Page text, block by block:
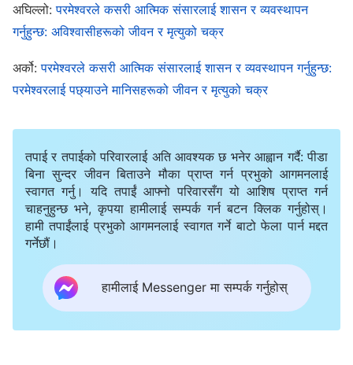
एउटा भूमिका लिएर बस्‍नेछन् र अब उप्रान्त तिनीहरूको पुनर्जन्म
हुनेछैन भन्‍ने हुन्छ। बुद्ध धर्ममा बुद्धत्व प्राप्त गर्नुको एउटा उदाहरण
यही हो। आत्मिक संसारमा फर्केपछि, यस्तो फल प्राप्त नगर्नेहरूको
हकमा भन्दा, तिनीहरूलाई उचित अधिकारीले जाँच र प्रमाणीकरण
नाम जप्दा कर्तव्यनिष्ठ भएनन्, बरु धेरै दुष्ट कार्यहरू गरे र धेरै दुष्ट
व्यवहारमा लागे भन्‍ने पत्ता लगाउँछन्। त्यसपछि, आत्मिक संसारमा
तिनीहरूको दुष्कर्मको निम्ति न्याय गरिन्छ, अनि त्यसपछि,
तिनीहरूलाई निश्‍चित रूपमा दण्ड दिइन्छ। यसमा कुनै अपवाद छैन।
त्यसो भए, त्यस्तो व्यक्तिले कहिले फल प्राप्त गर्न सक्छ त?
तिनीहरूले कुनै दुष्टता नगरेको जीवनकालमा—आत्मिक संसारमा
फर्केपछि, तिनीहरू मर्नुभन्दा पहिले तिनीहरूले कहीँ पनि गल्ती गरेका
अघिल्लो:परमेश्‍वरले कसरी आत्मिक संसारलाई शासन र व्यवस्थापन
गर्नुहुन्छ: अविश्‍वासीहरूको जीवन र मृत्युको चक्र
अर्को:परमेश्‍वरले कसरी आत्मिक संसारलाई शासन र व्यवस्थापन गर्नुहुन्छ:
परमेश्‍वरलाई पछ्याउने मानिसहरूको जीवन र मृत्युको चक्र
तपाई र तपाईको परिवारलाई अति आवश्यक छ भनेर आह्वान गर्दै: पीडा
बिना सुन्दर जीवन बिताउने मौका प्राप्त गर्न प्रभुको आगमनलाई
स्वागत गर्नु। यदि तपाईं आफ्नो परिवारसँग यो आशिष प्राप्त गर्न
चाहनुहुन्छ भने, कृपया हामीलाई सम्पर्क गर्न बटन क्लिक गर्नुहोस्।
हामी तपाईंलाई प्रभुको आगमनलाई स्वागत गर्ने बाटो फेला पार्न मद्दत
गर्नेछौं।
हामीलाई Messenger मा सम्पर्क गर्नुहोस्